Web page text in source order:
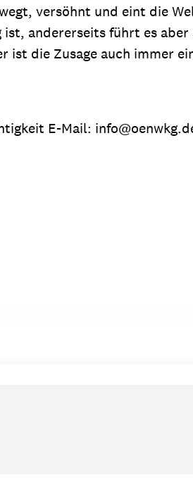
versöhnt und eint die
andererseits führt es aber
die Zusage auch immer
E-Mail: